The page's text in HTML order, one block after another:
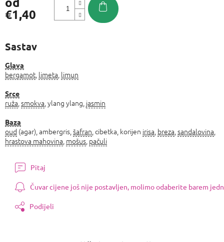
€1,40
Sastav
Glava
bergamot limeta limun
Srce
ruža smokva , ylang ylang, jasmin
Baza
oud (agar), ambergris, šafran , cibetka, korijen irisa breza sandalovina
hrastova mahovina mošus pačuli
Pitaj
Čuvar cijene još nije postavljen, molimo odaberite barem
Podijeli